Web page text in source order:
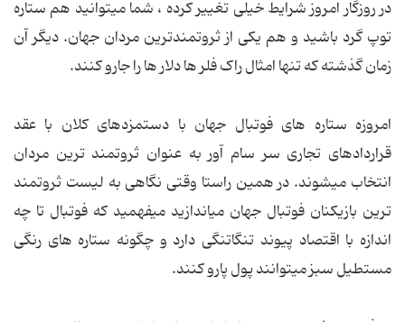
در روزگار امروز شرایط خیلی تغییر کرده ، شما میتوانید هم ستاره
توپ گرد باشید و هم یکی از ثروتمندترین مردان جهان. دیگر آن
زمان گذشته که تنها امثال راک فلر ها دلار ها را جارو کنند.
امروزه ستاره های فوتبال جهان با دستمزدهای کلان با عقد
قراردادهای تجاری سر سام آور به عنوان ثروتمند ترین مردان
انتخاب میشوند. در همین راستا وقتی نگاهی به لیست ثروتمند
ترین بازیکنان فوتبال جهان میاندازید میفهمید که فوتبال تا چه
اندازه با اقتصاد پیوند تنگاتنگی دارد و چگونه ستاره های رنگی
مستطیل سبز میتوانند پول پارو کنند.